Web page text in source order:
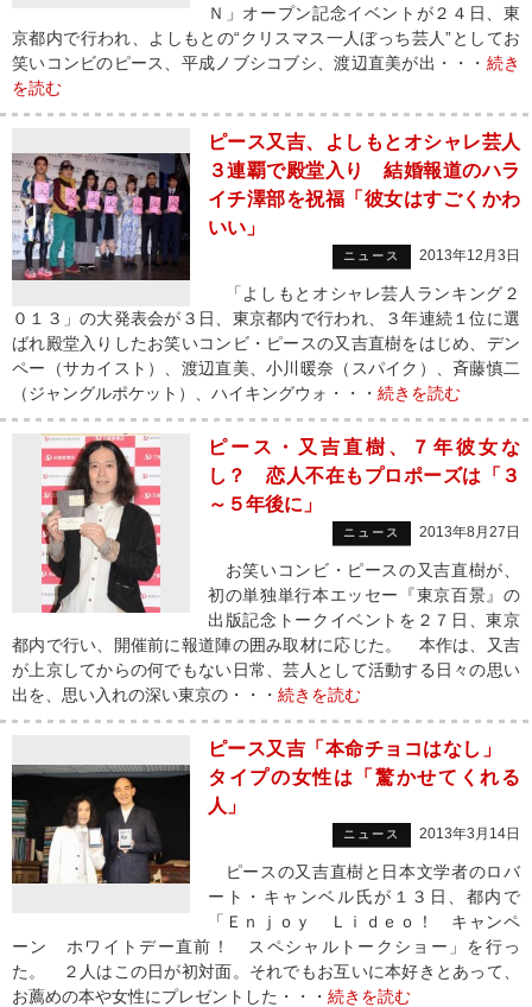
Ｎ」オープン記念イベントが２４日、東
京都内で行われ、よしもとの“クリスマス一人ぼっち芸人”としてお
笑いコンビのピース、平成ノブシコブシ、渡辺直美が出・・・ 続き
を読む
ピース又吉、よしもとオシャレ芸人
３連覇で殿堂入り 結婚報道のハラ
イチ澤部を祝福「彼女はすごくかわ
いい」
ニュース 2013年12月3日
「よしもとオシャレ芸人ランキング２
０１３」の大発表会が３日、東京都内で行われ、３年連続１位に選
ばれ殿堂入りしたお笑いコンビ・ピースの又吉直樹をはじめ、デン
ペー（サカイスト）、渡辺直美、小川暖奈（スパイク）、斉藤慎二
（ジャングルポケット）、ハイキングウォ・・・ 続きを読む
ピース・又吉直樹、７年彼女な
し？ 恋人不在もプロポーズは「３
～５年後に」
ニュース 2013年8月27日
お笑いコンビ・ピースの又吉直樹が、
初の単独単行本エッセー『東京百景』の
出版記念トークイベントを２７日、東京
都内で行い、開催前に報道陣の囲み取材に応じた。 本作は、又吉
が上京してからの何でもない日常、芸人として活動する日々の思い
出を、思い入れの深い東京の・・・ 続きを読む
ピース又吉「本命チョコはなし」
タイプの女性は「驚かせてくれる
人」
ニュース 2013年3月14日
ピースの又吉直樹と日本文学者のロバ
ート・キャンベル氏が１３日、都内で
「Ｅｎｊｏｙ Ｌｉｄｅｏ！ キャンペ
ーン ホワイトデー直前！ スペシャルトークショー」を行っ
た。 ２人はこの日が初対面。それでもお互いに本好きとあって、
お薦めの本や女性にプレゼントした・・・ 続きを読む